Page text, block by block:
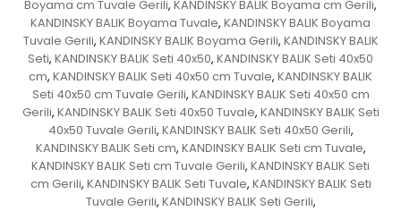
Boyama cm Tuvale Gerili, KANDINSKY BALIK Boyama cm Gerili,
KANDINSKY BALIK Boyama Tuvale, KANDINSKY BALIK Boyama
Tuvale Gerili, KANDINSKY BALIK Boyama Gerili, KANDINSKY BALIK
Seti, KANDINSKY BALIK Seti 40x50, KANDINSKY BALIK Seti 40x50
cm, KANDINSKY BALIK Seti 40x50 cm Tuvale, KANDINSKY BALIK
Seti 40x50 cm Tuvale Gerili, KANDINSKY BALIK Seti 40x50 cm
Gerili, KANDINSKY BALIK Seti 40x50 Tuvale, KANDINSKY BALIK Seti
40x50 Tuvale Gerili, KANDINSKY BALIK Seti 40x50 Gerili,
KANDINSKY BALIK Seti cm, KANDINSKY BALIK Seti cm Tuvale,
KANDINSKY BALIK Seti cm Tuvale Gerili, KANDINSKY BALIK Seti
cm Gerili, KANDINSKY BALIK Seti Tuvale, KANDINSKY BALIK Seti
Tuvale Gerili, KANDINSKY BALIK Seti Gerili,